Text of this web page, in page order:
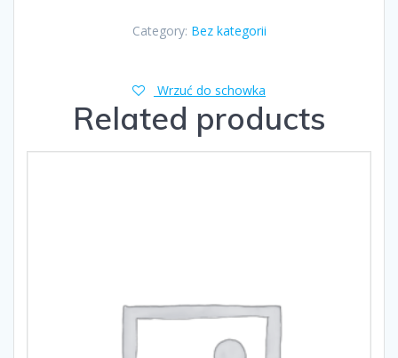
Category: Bez kategorii
Wrzuć do schowka
Related products